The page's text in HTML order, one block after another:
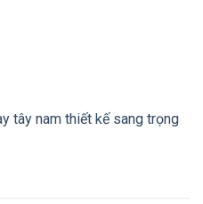
tây nam thiết kế sang trọng